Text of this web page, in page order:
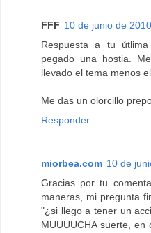
FFF 10 de junio de
Respuesta a tu
pegado una hostia.
llevado el tema menos
Me das un olorcillo
Responder
miorbea.com 10 de
Gracias por tu
maneras, mi pregunta
"¿si llego a tener un
MUUUUCHA suerte,